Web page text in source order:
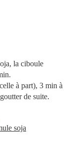
la ciboule
à part), 3 min à
de suite.
soja